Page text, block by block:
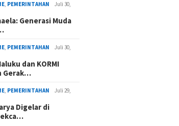
, PEMERINTAHAN
Juli 30,
Generasi Muda
, PEMERINTAHAN
Juli 30,
dan KORMI
Gerak…
, PEMERINTAHAN
Juli 29,
Digelar di